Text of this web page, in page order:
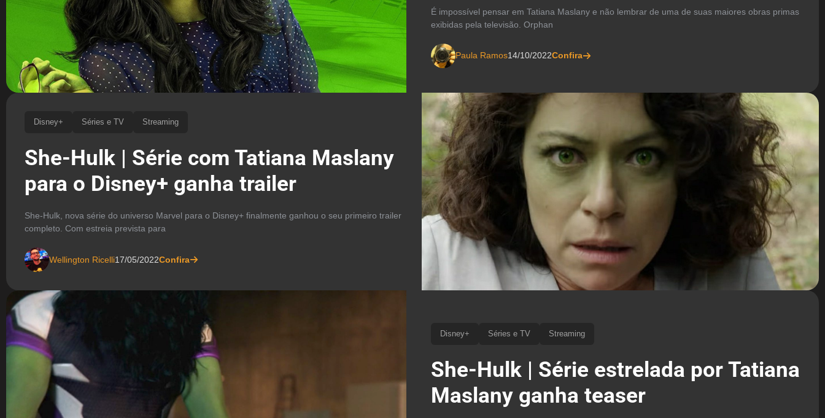
É impossível pensar em Tatiana Maslany e não lembrar de uma de suas maiores obras primas
exibidas pela televisão. Orphan
Paula Ramos14/10/2022Confira
Disney+ Séries e TV Streaming
She-Hulk | Série com Tatiana Maslany
para o Disney+ ganha trailer
She-Hulk, nova série do universo Marvel para o Disney+ finalmente ganhou o seu primeiro trailer
completo. Com estreia prevista para
Wellington Ricelli17/05/2022Confira
Disney+ Séries e TV Streaming
She-Hulk | Série estrelada por Tatiana
Maslany ganha teaser